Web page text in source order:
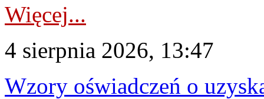
Więcej...
4 sierpnia 2026, 13:47
Wzory oświadczeń o